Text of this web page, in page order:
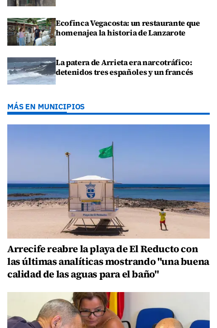
Ecofinca Vegacosta: un restaurante que
homenajea la historia de Lanzarote
La patera de Arrieta era narcotráfico:
detenidos tres españoles y un francés
MÁS EN MUNICIPIOS
Arrecife reabre la playa de El Reducto con
las últimas analíticas mostrando "una buena
calidad de las aguas para el baño"